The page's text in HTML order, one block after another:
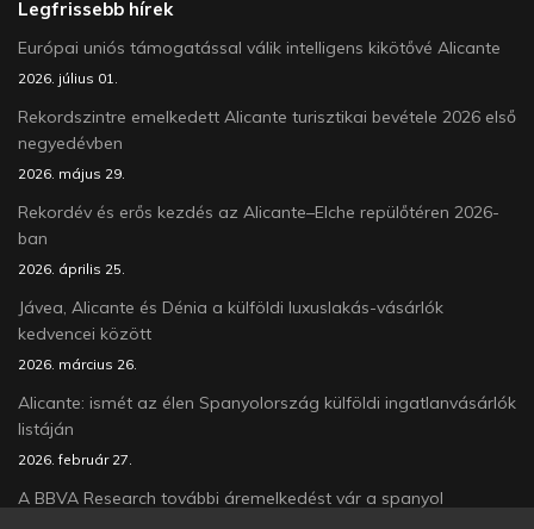
Legfrissebb hírek
Európai uniós támogatással válik intelligens kikötővé Alicante
2026. július 01.
Rekordszintre emelkedett Alicante turisztikai bevétele 2026 első
negyedévben
2026. május 29.
Rekordév és erős kezdés az Alicante–Elche repülőtéren 2026-
ban
2026. április 25.
Jávea, Alicante és Dénia a külföldi luxuslakás-vásárlók
kedvencei között
2026. március 26.
Alicante: ismét az élen Spanyolország külföldi ingatlanvásárlók
listáján
2026. február 27.
A BBVA Research további áremelkedést vár a spanyol